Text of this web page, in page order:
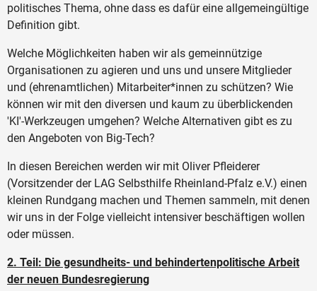
politisches Thema, ohne dass es dafür eine allgemeingültige
Definition gibt.
Welche Möglichkeiten haben wir als gemeinnützige
Organisationen zu agieren und uns und unsere Mitglieder
und (ehrenamtlichen) Mitarbeiter*innen zu schützen? Wie
können wir mit den diversen und kaum zu überblickenden
'KI'-Werkzeugen umgehen? Welche Alternativen gibt es zu
den Angeboten von Big-Tech?
In diesen Bereichen werden wir mit Oliver Pfleiderer
(Vorsitzender der LAG Selbsthilfe Rheinland-Pfalz e.V.) einen
kleinen Rundgang machen und Themen sammeln, mit denen
wir uns in der Folge vielleicht intensiver beschäftigen wollen
oder müssen.
2. Teil: Die gesundheits- und behindertenpolitische Arbeit
der neuen Bundesregierung